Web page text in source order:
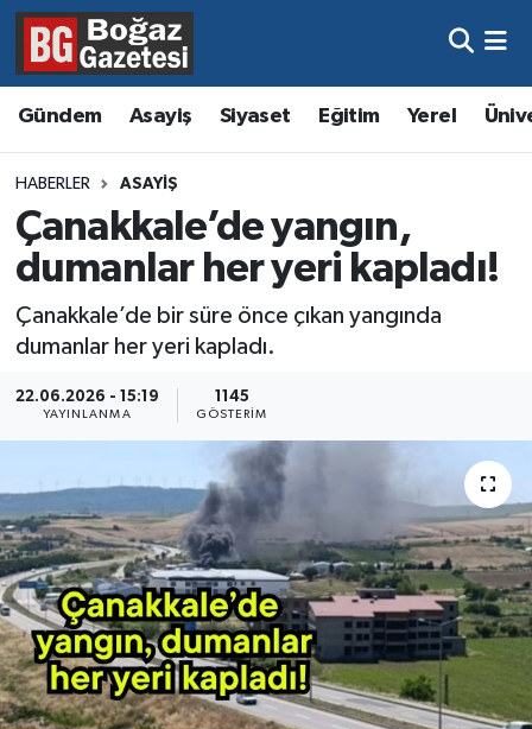
Gündem Asayiş Siyaset Eğitim Yerel
HABERLER ASAYIŞ
Çanakkale’de yangın,
dumanlar her yeri kapladı!
Çanakkale’de bir süre önce çıkan yangında
dumanlar her yeri kapladı.
22.06.2026 - 15:19
YAYINLANMA
1145
GÖSTERIM
Asayiş
Eğitim
Ekonomi
Gündem
Magazin
Sağlık
Hava Durumu
Trafik Durumu
Süper Lig Puan Durumu ve Fikstür
Tüm Manşetler
Haber Arşivi